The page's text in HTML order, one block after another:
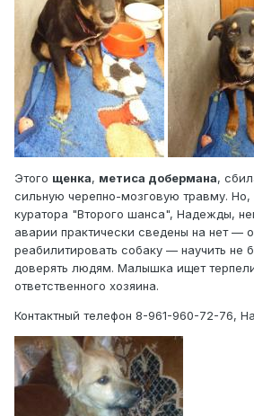
Этого щенка, метиса добермана,
сильную черепно-мозговую травму. Но,
куратора "Второго шанса", Надежды,
аварии практически сведены на нет —
реабилитировать собаку — научить не
доверять людям. Малышка ищет
ответственного хозяина.
Контактный телефон 8-961-960-72-76,